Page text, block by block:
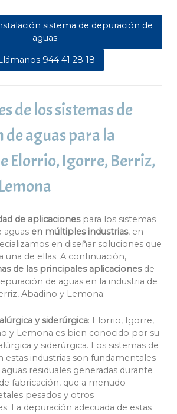
sistema de depuración de
aguas
944 41 28 18
de los sistemas de
aguas para la
Elorrio, Igorre, Berriz,
de aplicacionespara los sistemas
aguas en múltiples industrias, en
en diseñar soluciones que
una de ellas. A continuación,
de las principales aplicacionesde
de aguas en la industria de
Abadino y Lemona:
y siderúrgica: Elorrio, Igorre,
y Lemona es bien conocido por su
y siderúrgica. Los sistemas de
estas industrias son fundamentales
residuales generadas durante
fabricación, que a menudo
pesados y otros
La depuración adecuada de estas